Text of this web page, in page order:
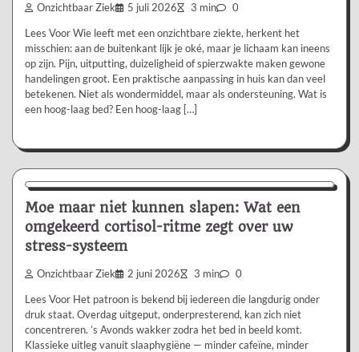
Onzichtbaar Ziek 5 juli 2026 3 min 0
Lees Voor Wie leeft met een onzichtbare ziekte, herkent het
misschien: aan de buitenkant lijk je oké, maar je lichaam kan ineens
op zijn. Pijn, uitputting, duizeligheid of spierzwakte maken gewone
handelingen groot. Een praktische aanpassing in huis kan dan veel
betekenen. Niet als wondermiddel, maar als ondersteuning. Wat is
een hoog-laag bed? Een hoog-laag […]
Aanbevolen
Moe maar niet kunnen slapen: Wat een
omgekeerd cortisol-ritme zegt over uw
stress-systeem
Onzichtbaar Ziek 2 juni 2026 3 min 0
Lees Voor Het patroon is bekend bij iedereen die langdurig onder
druk staat. Overdag uitgeput, onderpresterend, kan zich niet
concentreren. ’s Avonds wakker zodra het bed in beeld komt.
Klassieke uitleg vanuit slaaphygiëne — minder cafeïne, minder